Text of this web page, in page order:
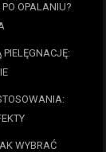
OPALANIU?
WYBRAĆ